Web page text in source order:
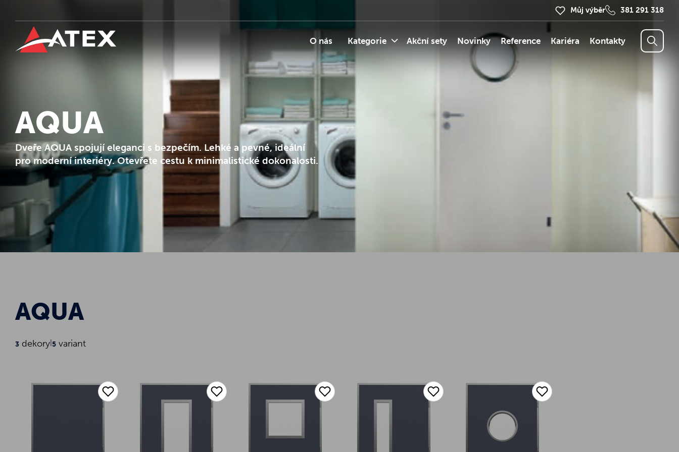
Můj výběr 381 291 318
O nás Kategorie Akční sety Novinky Reference Kariéra Kontakty
AQUA
Dveře AQUA spojují eleganci s bezpečím. Lehké a pevné, ideální
pro moderní interiéry. Otevřete cestu k minimalistické dokonalosti.
AQUA
3 dekory 5 variant